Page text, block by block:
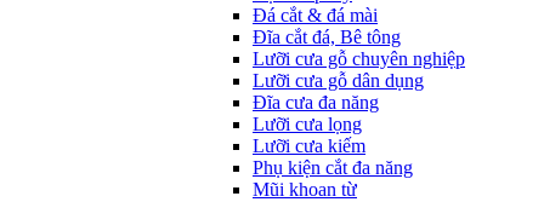
Đá cắt & đá mài
Đĩa cắt đá, Bê tông
Lưỡi cưa gỗ chuyên nghiệp
Lưỡi cưa gỗ dân dụng
Đĩa cưa đa năng
Lưỡi cưa lọng
Lưỡi cưa kiếm
Phụ kiện cắt đa năng
Mũi khoan từ